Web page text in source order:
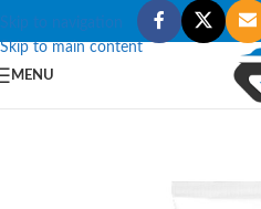
Skip to navigation
Skip to main content
MENU